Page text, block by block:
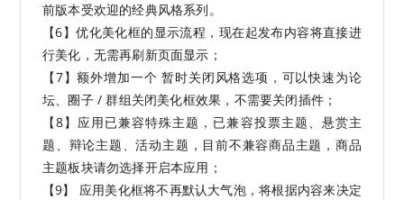
前版本受欢迎的经典风格系列。
【6】优化美化框的显示流程，现在起发布内容将直接进
行美化，无需再刷新页面显示；
【7】额外增加一个 暂时关闭风格选项，可以快速为论
坛、圈子 / 群组关闭美化框效果，不需要关闭插件；
【8】应用已兼容特殊主题，已兼容投票主题、悬赏主
题、辩论主题、活动主题，目前不兼容商品主题，商品
主题板块请勿选择开启本应用；
【9】 应用美化框将不再默认大气泡，将根据内容来决定